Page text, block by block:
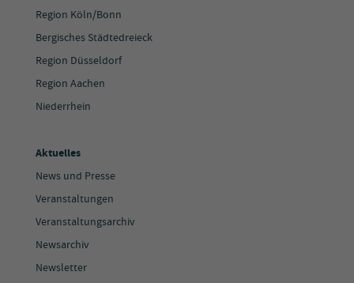
Region Köln/Bonn
Bergisches Städtedreieck
Region Düsseldorf
Region Aachen
Niederrhein
Aktuelles
News und Presse
Veranstaltungen
Veranstaltungsarchiv
Newsarchiv
Newsletter